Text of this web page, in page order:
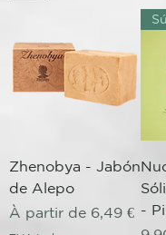
Zhenobya - Jabón
de Alepo
À partir de 6,49 €
Prix promotionnel -